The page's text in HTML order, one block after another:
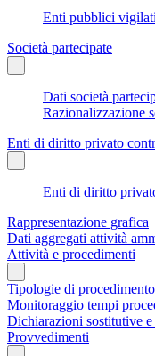
Enti pubblici
Società partecipate
Dati società
Razionalizzazione
Enti di diritto privato
Enti di diritto
Rappresentazione grafica
Dati aggregati attività
Attività e procedimenti
Tipologie di procedimento
Monitoraggio tempi
Dichiarazioni sostitutive
Provvedimenti